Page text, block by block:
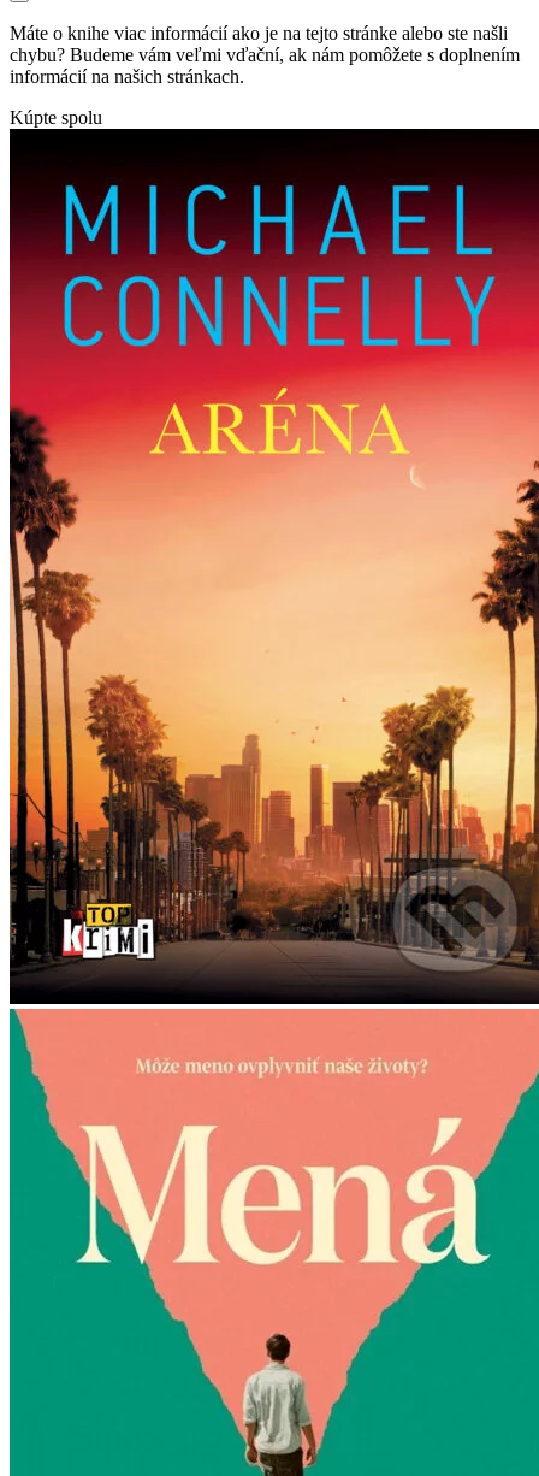
Máte o knihe viac informácií ako je na tejto stránke alebo ste našli
chybu? Budeme vám veľmi vďační, ak nám pomôžete s doplnením
informácií na našich stránkach.
Kúpte spolu